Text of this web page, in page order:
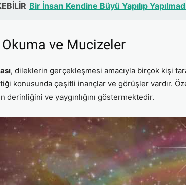
Bir İnsan Kendine Büyü Yapılıp
ve Mucizeler
, dileklerin gerçekleşmesi amacıyla birçok kişi
konusunda çeşitli inançlar ve görüşler vardır.
derinliğini ve yaygınlığını göstermektedir.